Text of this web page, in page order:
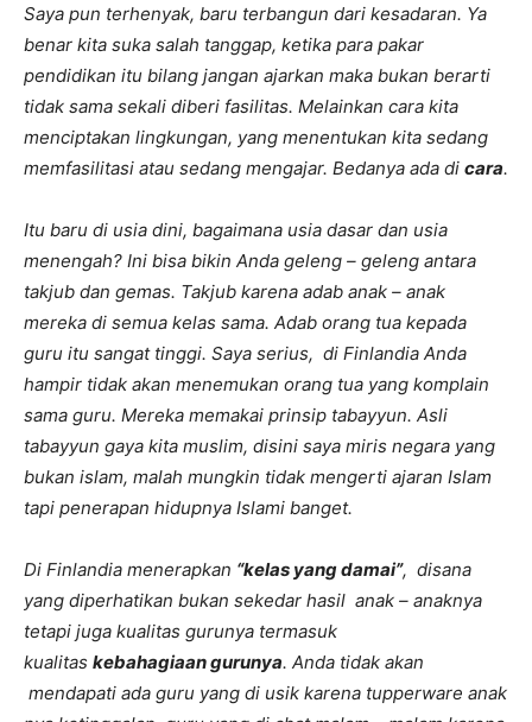
Saya pun terhenyak, baru terbangun dari kesadaran. Ya
benar kita suka salah tanggap, ketika para pakar
pendidikan itu bilang jangan ajarkan maka bukan berarti
tidak sama sekali diberi fasilitas. Melainkan cara kita
menciptakan lingkungan, yang menentukan kita sedang
memfasilitasi atau sedang mengajar. Bedanya ada di cara.
Itu baru di usia dini, bagaimana usia dasar dan usia
menengah? Ini bisa bikin Anda geleng – geleng antara
takjub dan gemas. Takjub karena adab anak – anak
mereka di semua kelas sama. Adab orang tua kepada
guru itu sangat tinggi. Saya serius, di Finlandia Anda
hampir tidak akan menemukan orang tua yang komplain
sama guru. Mereka memakai prinsip tabayyun. Asli
tabayyun gaya kita muslim, disini saya miris negara yang
bukan islam, malah mungkin tidak mengerti ajaran Islam
tapi penerapan hidupnya Islami banget.
Di Finlandia menerapkan “kelas yang damai”, disana
yang diperhatikan bukan sekedar hasil anak – anaknya
tetapi juga kualitas gurunya termasuk
kualitas kebahagiaan gurunya. Anda tidak akan
mendapati ada guru yang di usik karena tupperware anak